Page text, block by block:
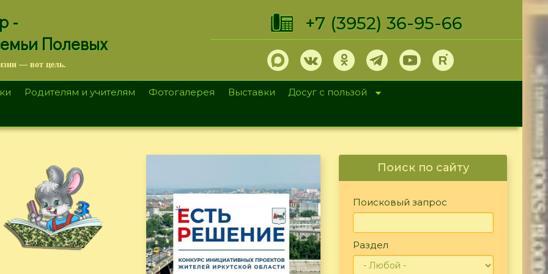
-
Полевых
— вот цель.
+7 (3952) 36-95-66
Родителям и учителям Фотогалерея Выставки
Досуг с пользой
Поиск по сайту
Поисковый запрос
Раздел